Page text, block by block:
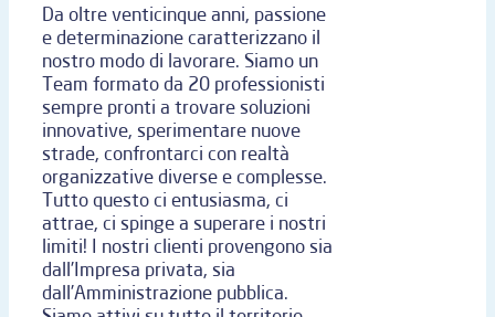
Da oltre venticinque anni, passione
e determinazione caratterizzano il
nostro modo di lavorare. Siamo un
Team formato da 20 professionisti
sempre pronti a trovare soluzioni
innovative, sperimentare nuove
strade, confrontarci con realtà
organizzative diverse e complesse.
Tutto questo ci entusiasma, ci
attrae, ci spinge a superare i nostri
limiti! I nostri clienti provengono sia
dall’Impresa privata, sia
dall’Amministrazione pubblica.